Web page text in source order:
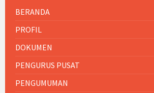
BERANDA
PROFIL
DOKUMEN
PENGURUS PUSAT
PENGUMUMAN